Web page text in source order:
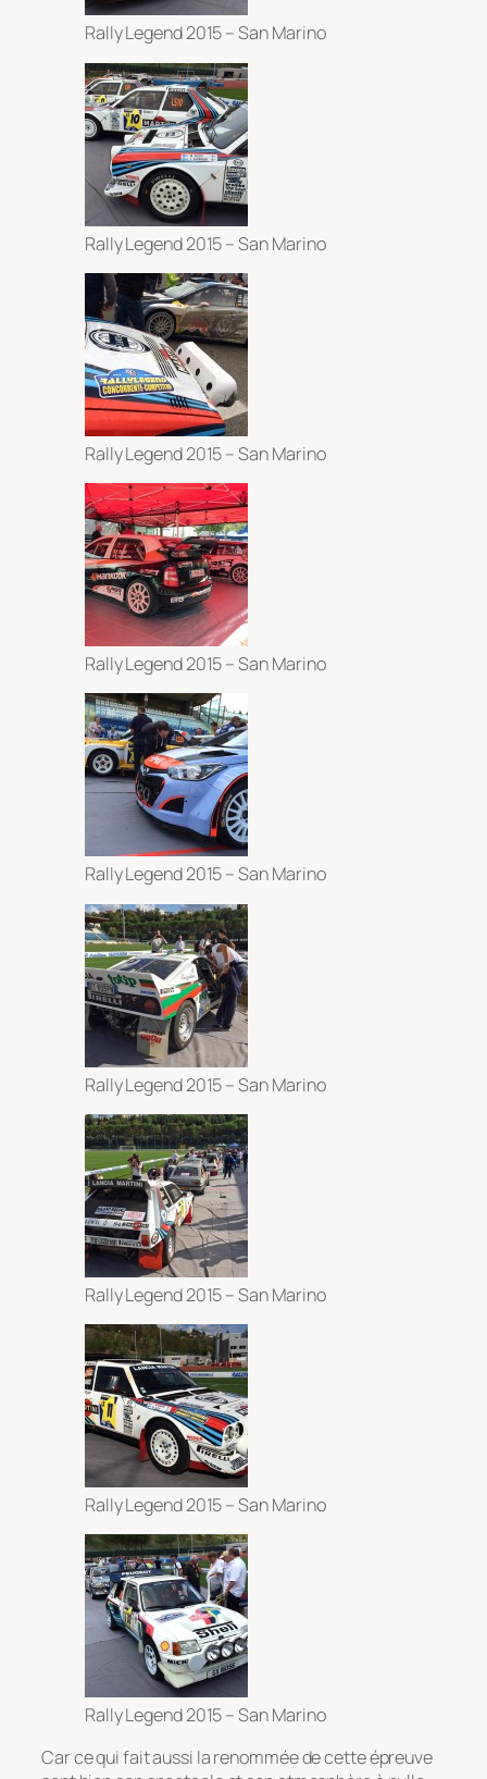
Rally Legend 2015 – San Marino
Rally Legend 2015 – San Marino
Rally Legend 2015 – San Marino
Rally Legend 2015 – San Marino
Rally Legend 2015 – San Marino
Rally Legend 2015 – San Marino
Rally Legend 2015 – San Marino
Rally Legend 2015 – San Marino
Rally Legend 2015 – San Marino
Car ce qui fait aussi la renommée de cette épreuve